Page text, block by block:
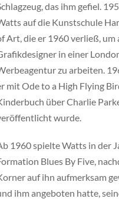
das ihm gefiel.
auf die Kunstschule
Art, die er 1960 verließ, um
in einer
zu arbeiten.
mit Ode to a High Flying
über Charlie
wurde.
1960 spielte Watts in der
Blues By Five,
auf ihn aufmerksam
ihm angeboten hatte,